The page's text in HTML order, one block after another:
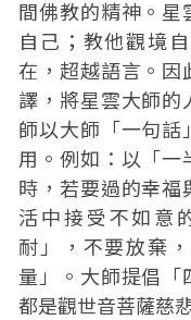
間佛教的精神。星
自己；教他觀境
在，超越語言。因
譯，將星雲大師的
師以大師「一句話
用。例如：以「一
時，若要過的幸福
活中接受不如意
耐」，不要放棄
量」。大師提倡「
都是觀世音菩薩慈